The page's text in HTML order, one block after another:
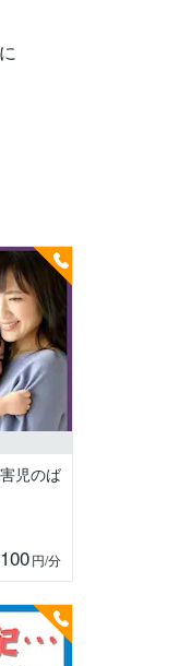
児のば
100円/分